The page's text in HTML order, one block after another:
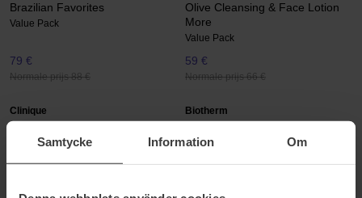
Samtycke Information Om
Brazilian Favorites
Value Pack
79 €
Normale prijs 88 €
Olive Cleansing & Face Lotion
More
Value Pack
59 €
Normale prijs 66 €
Clinique
Antiperspirant Deodorant Duo
Value Pack
30 €
Biotherm
Homme Aquapower Duo
Value Pack
37 €